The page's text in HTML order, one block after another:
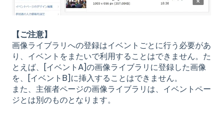
【ご注意】
画像ライブラリへの登録はイベントごとに行う必要があ
り、イベントをまたいで利用することはできません。た
とえば、[イベントA]の画像ライブラリに登録した画像
を、[イベントB]に挿入することはできません。
また、主催者ページの画像ライブラリは、イベントペー
ジとは別のものとなります。